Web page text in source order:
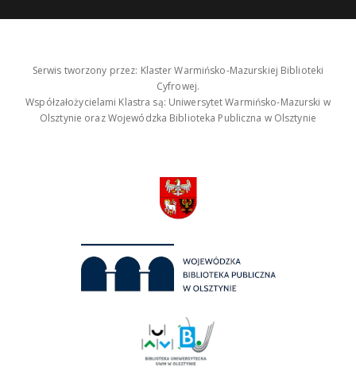
Serwis tworzony przez: Klaster Warmińsko-Mazurskiej Biblioteki
Cyfrowej.
Współzałożycielami Klastra są: Uniwersytet Warmińsko-Mazurski w
Olsztynie oraz Wojewódzka Biblioteka Publiczna w Olsztynie